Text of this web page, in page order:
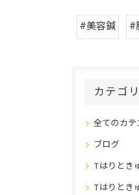
#美容鍼 #
カテゴ
全てのカ
ブログ
Tはりとき
Tはりとき